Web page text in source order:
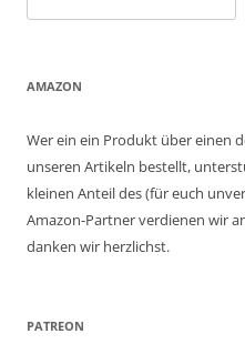
AMAZON
Wer ein ein Produkt über einen
unseren Artikeln bestellt,
kleinen Anteil des (für euch
Amazon-Partner verdienen wir
danken wir herzlichst.
PATREON